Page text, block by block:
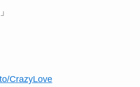
CrazyLove